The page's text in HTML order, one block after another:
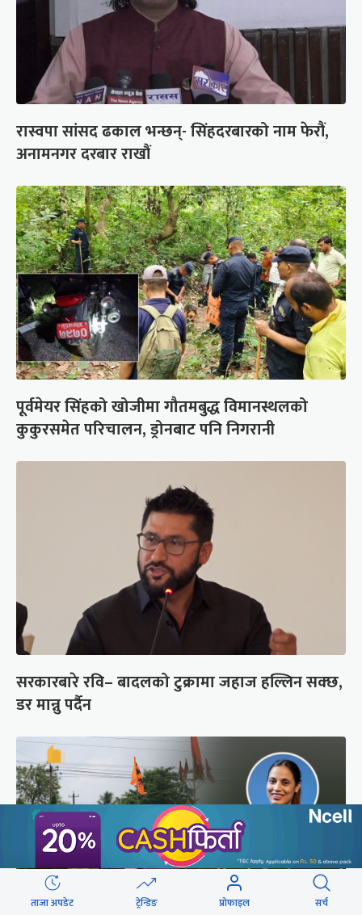
रास्वपा सांसद ढकाल भन्छन्- सिंहदरबारको नाम फेरौं,
अनामनगर दरबार राखौं
पूर्वमेयर सिंहको खोजीमा गौतमबुद्ध विमानस्थलको
कुकुरसमेत परिचालन, ड्रोनबाट पनि निगरानी
सरकारबारे रवि– बादलको टुक्रामा जहाज हल्लिन सक्छ,
डर मान्नु पर्दैन
ताजा अपडेट ट्रेन्डिङ प्रोफाइल सर्च